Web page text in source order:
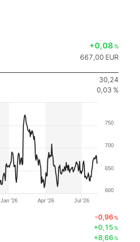
+0,08 %
667,00 EUR
30,24
0,03 %
Jan '26 Apr '26 Jul '26
600
650
700
750
-0,96%
+0,15%
+8,66%